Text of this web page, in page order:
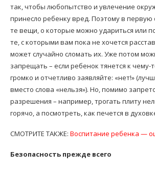
так, чтобы любопытство и увлечение
принесло ребенку вред. Поэтому в первую
те вещи, о которые можно удариться или
те, с которыми вам пока не хочется
может случайно сломать их. Уже потом
запрещать – если ребенок тянется к чему-
громко и отчетливо заявляйте: «нет!»
вместо слова «нельзя»). Но, помимо
разрешения – например, трогать плиту
горячо, а посмотреть, как печется в
СМОТРИТЕ ТАКЖЕ: Воспитание ребенка —
Безопасность прежде всего